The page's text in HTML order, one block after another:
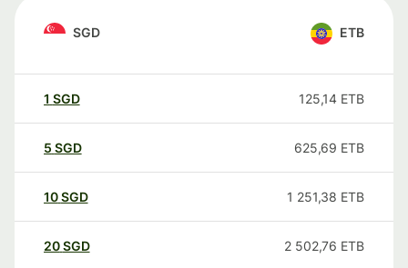
SGD ETB
1 SGD 125,14 ETB
5 SGD 625,69 ETB
10SGD 1 251,38 ETB
20SGD 2 502,76 ETB